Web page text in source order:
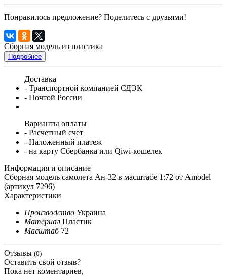
Понравилось предложение? Поделитесь с друзьями!
Сборная модель из пластика
Подробнее
Доставка
- Транспортной компанией СДЭК
- Почтой России
Варианты оплаты
- Расчетный счет
- Наложенный платеж
- на карту Сбербанка или Qiwi-кошелек
Информация и описание
Сборная модель самолета Ан-32 в масштабе 1:72 от Amodel
(артикул 7296)
Характеристики
Производство Украина
Материал Пластик
Масштаб 72
Отзывы (0)
Оставить свой отзыв?
Пока нет коментариев,